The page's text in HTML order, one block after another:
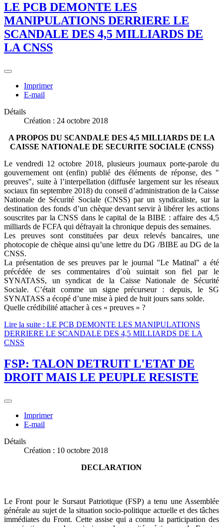
LE PCB DEMONTE LES
MANIPULATIONS DERRIERE LE
SCANDALE DES 4,5 MILLIARDS DE
LA CNSS
Imprimer
E-mail
Détails
Création : 24 octobre 2018
A PROPOS DU SCANDALE DES 4,5 MILLIARDS DE LA
CAISSE NATIONALE DE SECURITE SOCIALE (CNSS)
Le vendredi 12 octobre 2018, plusieurs journaux porte-parole du
gouvernement ont (enfin) publié des éléments de réponse, des "
preuves", suite à l’interpellation (diffusée largement sur les réseaux
sociaux fin septembre 2018) du conseil d’administration de la Caisse
Nationale de Sécurité Sociale (CNSS) par un syndicaliste, sur la
destination des fonds d’un chèque devant servir à libérer les actions
souscrites par la CNSS dans le capital de la BIBE : affaire des 4,5
milliards de FCFA qui défrayait la chronique depuis des semaines.
Les preuves sont constituées par deux relevés bancaires, une
photocopie de chèque ainsi qu’une lettre du DG /BIBE au DG de la
CNSS.
La présentation de ses preuves par le journal "Le Matinal" a été
précédée de ses commentaires d’où suintait son fiel par le
SYNATASS, un syndicat de la Caisse Nationale de Sécurité
Sociale. C’était comme un signe précurseur : depuis, le SG
SYNATASS a écopé d’une mise à pied de huit jours sans solde.
Quelle crédibilité attacher à ces « preuves » ?
Lire la suite : LE PCB DEMONTE LES MANIPULATIONS
DERRIERE LE SCANDALE DES 4,5 MILLIARDS DE LA
CNSS
FSP: TALON DETRUIT L'ETAT DE
DROIT MAIS LE PEUPLE RESISTE
Imprimer
E-mail
Détails
Création : 10 octobre 2018
DECLARATION
Le Front pour le Sursaut Patriotique (FSP) a tenu une Assemblée
générale au sujet de la situation socio-politique actuelle et des tâches
immédiates du Front. Cette assise qui a connu la participation des